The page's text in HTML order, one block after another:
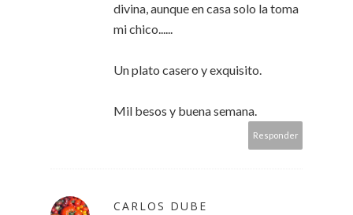
divina, aunque en casa solo la toma
mi chico......
Un plato casero y exquisito.
Mil besos y buena semana.
Responder
CARLOS DUBE